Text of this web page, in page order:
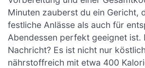
Minuten zauberst du ein Gericht,
festliche Anlässe als auch für
Abendessen perfekt geeignet ist.
Nachricht? Es ist nicht nur
nährstoffreich mit etwa 400